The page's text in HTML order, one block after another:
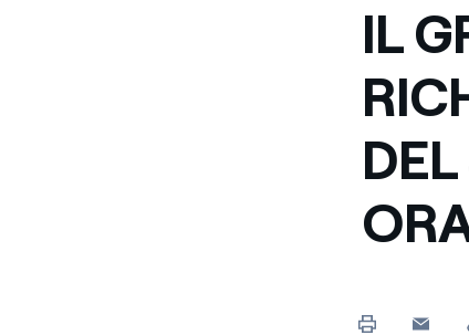
Massimizziamo la
rapporto con i
energia pulita
Raccontiamo la
IL